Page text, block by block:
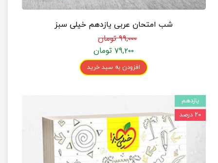
شب امتحان عربی یازدهم خیلی سبز
۹۹,۰۰۰ تومان
۷۹,۲۰۰ تومان
افزودن به سبد خرید
یازدهم
۲۰ درصد